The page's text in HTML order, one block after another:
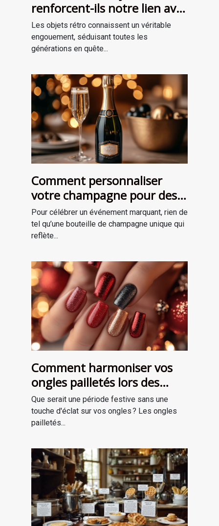
renforcent-ils notre lien avec
le passé?
Les objets rétro connaissent un véritable
engouement, séduisant toutes les
générations en quête...
Comment personnaliser
votre champagne pour des
occasions spéciales ?
Pour célébrer un événement marquant, rien de
tel qu’une bouteille de champagne unique qui
reflète...
Comment harmoniser vos
ongles pailletés lors des
fêtes ?
Que serait une période festive sans une
touche d'éclat sur vos ongles ? Les ongles
pailletés...